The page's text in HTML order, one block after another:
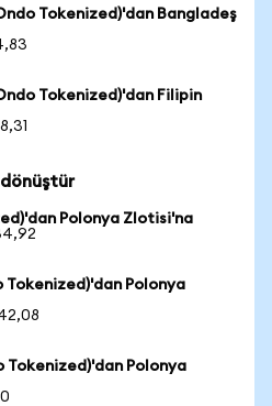
Tokenized)'dan Bangladeş
Tokenized)'dan Filipin
dönüştür
Polonya Zlotisi'na
Tokenized)'dan Polonya
Tokenized)'dan Polonya